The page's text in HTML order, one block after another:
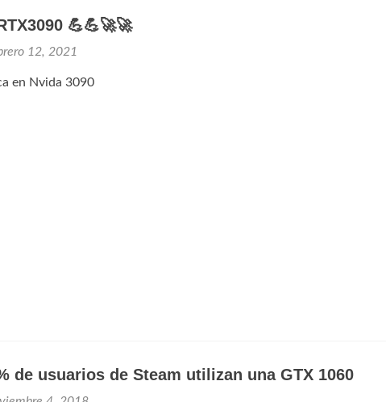
💪💪🚀🚀
12, 2021
en Nvida 3090
de usuarios de Steam utilizan una GTX 1060